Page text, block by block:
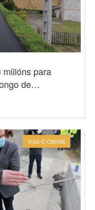
millóns para
de…
VIAS-E-OBRAS